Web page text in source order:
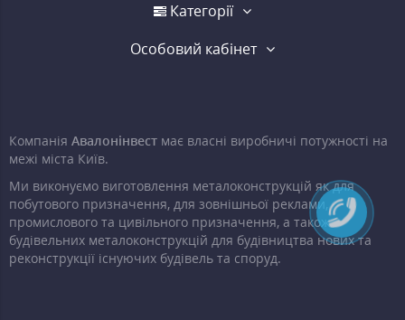
Категорії
Особовий кабінет
Компанія Авалонінвест має власні виробничі потужності на
межі міста Київ.
Ми виконуємо виготовлення металоконструкцій як для
побутового призначення, для зовнішньої реклами,
промислового та цивільного призначення, а також
будівельних металоконструкцій для будівництва нових та
реконструкції існуючих будівель та споруд.